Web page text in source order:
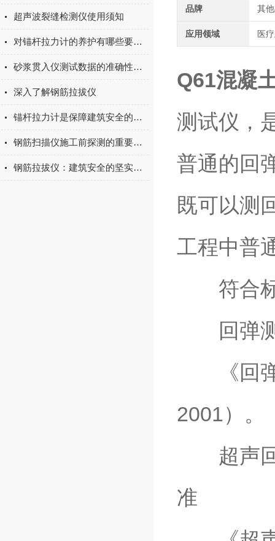
超声波裂缝检测仪使用须知
对锚杆拉力计的养护有哪些要求？
砂浆贯入仪测试数据的准确性与影响因素分析
深入了解钢筋拉拔仪
锚杆拉力计是保障建筑安全的重要工具
钢筋扫描仪施工前探测的重要意义
钢筋拉拔仪：建筑安全的坚实守护者
品牌 其
应用领域 医
Q61混凝
测试仪，
普通的回
既可以测
工程中普
符合标
回弹测
《回弹
2001）。
超声回
准